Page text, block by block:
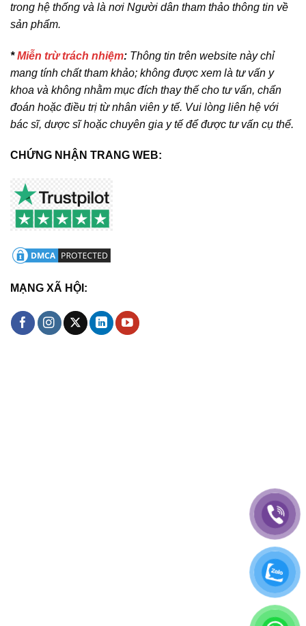
trong hệ thống và là nơi Người dân tham thảo thông tin về
sản phẩm.
*Miễn trừ trách nhiệm: Thông tin trên website này chỉ
mang tính chất tham khảo; không được xem là tư vấn y
khoa và không nhằm mục đích thay thế cho tư vấn, chẩn
đoán hoặc điều trị từ nhân viên y tế. Vui lòng liên hệ với
bác sĩ, dược sĩ hoặc chuyên gia y tế để được tư vấn cụ thể.
CHỨNG NHẬN TRANG WEB:
MẠNG XÃ HỘI: